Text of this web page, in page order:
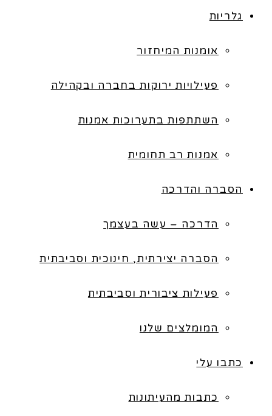
גלריות
אומנות המיחזור
פעילויות ירוקות בחברה ובקהילה
השתתפות בתערוכות אמנות
אמנות רב תחומית
הסברה והדרכה
הדרכה – עשה בעצמך
הסברה יצירתית, חינוכית וסביבתית
פעילות ציבורית וסביבתית
המומלצים שלנו
כתבו עלי
כתבות מהעיתונות